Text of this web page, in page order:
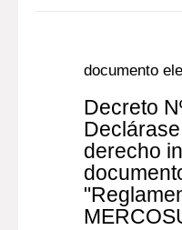
documento
Decreto
derecho